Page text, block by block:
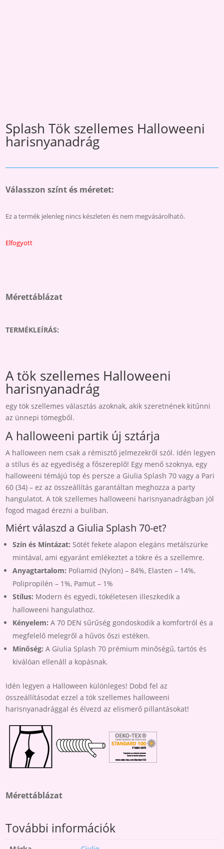
Splash Tök szellemes Halloweeni
harisnyanadrág
Válasszon színt és méretet:
Ez a termék jelenleg nincs készleten és nem megvásárolható.
Elfogyott
Mérettáblázat
TERMÉKLEÍRÁS:
A tök szellemes Halloweeni
harisnyanadrág
egy tök szellemes választás azoknak, akik szeretnének kitűnni
az ünnepi tömegből.
A halloweeni partik új sztárja
A halloween nem csak a rémisztő jelmezekről szól. Idén legyen
a stílus és az egyediség a főszereplő! Egy menő szoknya, egy
halloweeni témájú top és persze a Giulia Splash 70 vagy a Pari
60 (34) – ez az összeállítás garantáltan meghozza a party
hangulatot. A tök szellemes halloweeni harisnyanadrágban jól
fogod magad érezni a buliban.
Miért válaszd a Giulia Splash 70-et?
Szín és Mintázat: Sötét fekete alapon elegáns metálszürke
mintával, ami egyaránt emlékeztet a tökre és a szellemre.
Anyagtartalom: Poliamid (Nylon) – 84%, Elasten – 14%,
Polipropilén – 1%, Pamut – 1%
Stílus: Modern és egyedi, tökéletesen illeszkedik a
halloweeni hangulathoz.
Kényelem: A 70 DEN sűrűség gondoskodik a komfortról és a
megfelelő melegről a hűvös őszi estéken.
Minőség: A Giulia Splash 70 prémium minőségű, tartós és
kiválóan ellenáll a kopásnak.
Idén legyen a Halloween különleges! Dobd fel az
összeállításodat ezzel a tök szellemes halloweeni
harisnyanadrággal és élvezd az elismerő pillantásokat!
Mérettáblázat
További információk